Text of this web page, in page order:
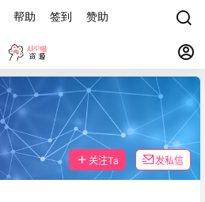
帮助 签到 赞助
关注Ta 发私信